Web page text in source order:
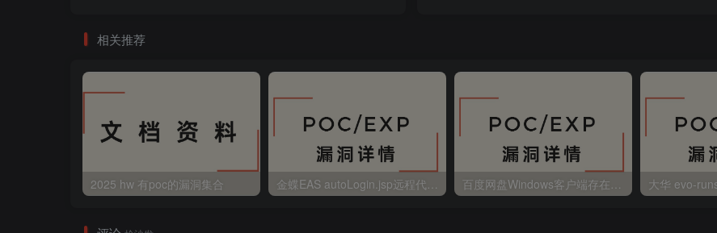
相关推荐
2025 hw 有poc的漏洞集合